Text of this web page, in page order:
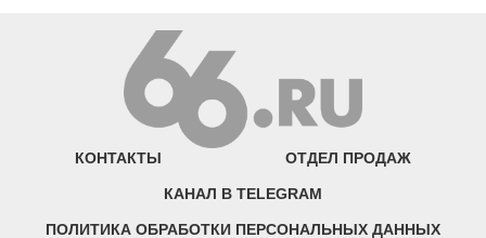
КОНТАКТЫ ОТДЕЛ ПРОДАЖ
КАНАЛ В TELEGRAM
ПОЛИТИКА ОБРАБОТКИ ПЕРСОНАЛЬНЫХ ДАННЫХ